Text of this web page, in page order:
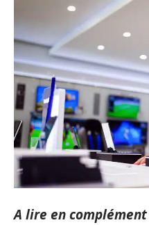
A lire en